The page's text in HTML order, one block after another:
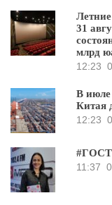
31
млрд
12:23
В июле
Китая
12:23
11:37